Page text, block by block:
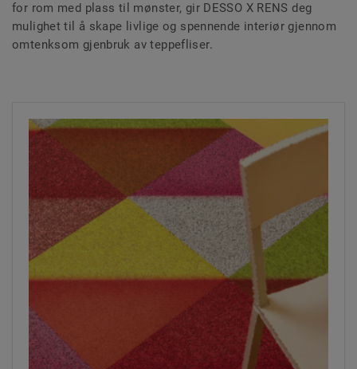
for rom med plass til mønster, gir DESSO X RENS deg
mulighet til å skape livlige og spennende interiør gjennom
omtenksom gjenbruk av teppefliser.